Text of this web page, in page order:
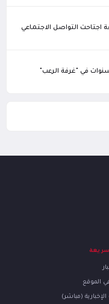
الموقع
الإخبارية (مباشر)